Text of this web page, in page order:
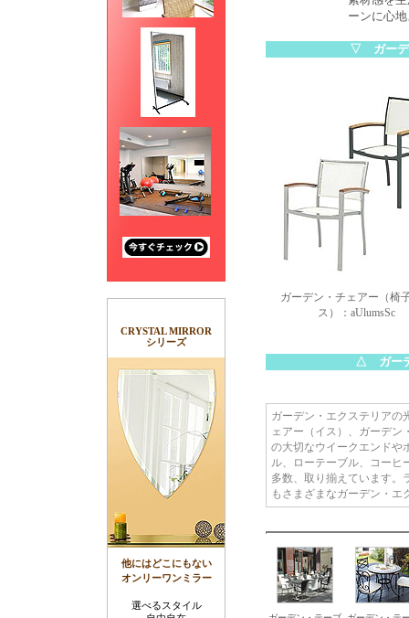
CRYSTAL MIRROR
シリーズ
他にはどこにもない
オンリーワンミラー
選べるスタイル
ーンに心
▽ ガーデ
ガーデン・チェアー（椅
ス）：aUlumsSc
△ ガーデ
ガーデン・エクステリアの
ェアー（イス）、ガーデン
の大切なウイークエンドや
ル、ローテーブル、コーヒ
多数、取り揃えています。
もさまざまなガーデン・エ